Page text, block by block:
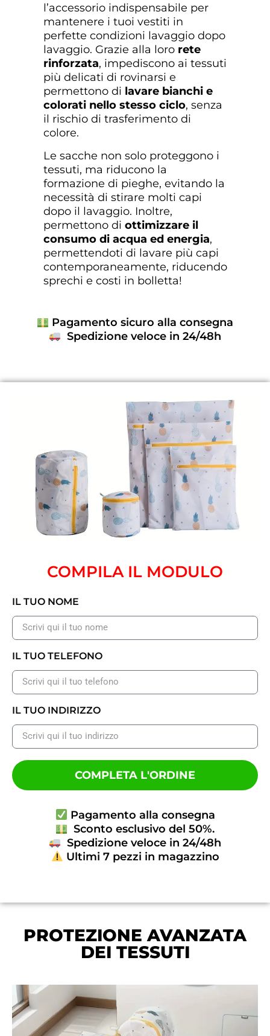
l’accessorio indispensabile per
mantenere i tuoi vestiti in
perfette condizioni lavaggio dopo
lavaggio. Grazie alla loro rete
rinforzata, impediscono ai tessuti
più delicati di rovinarsi e
permettono di lavare bianchi e
colorati nello stesso ciclo, senza
il rischio di trasferimento di
colore.
Le sacche non solo proteggono i
tessuti, ma riducono la
formazione di pieghe, evitando la
necessità di stirare molti capi
dopo il lavaggio. Inoltre,
permettono di ottimizzare il
consumo di acqua ed energia,
permettendoti di lavare più capi
contemporaneamente, riducendo
sprechi e costi in bolletta!
Pagamento sicuro alla consegna
Spedizione veloce in 24/48h
COMPILA IL MODULO
IL TUO NOME
IL TUO TELEFONO
IL TUO INDIRIZZO
COMPLETA L'ORDINE
Pagamento alla consegna
Sconto esclusivo del 50%.
Spedizione veloce in 24/48h
Ultimi 7 pezzi in magazzino
PROTEZIONE AVANZATA
DEI TESSUTI